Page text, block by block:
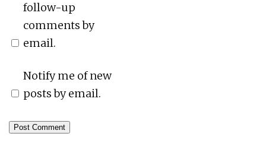
follow-up
comments by
email.
Notify me of new
posts by email.